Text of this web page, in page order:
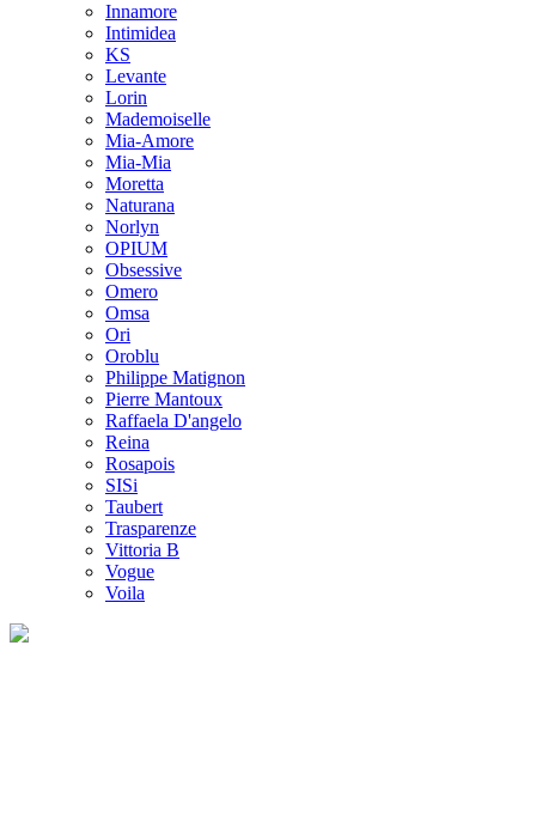
Innamore
Intimidea
KS
Levante
Lorin
Mademoiselle
Mia-Amore
Mia-Mia
Moretta
Naturana
Norlyn
OPIUM
Obsessive
Omero
Omsa
Ori
Oroblu
Philippe Matignon
Pierre Mantoux
Raffaela D'angelo
Reina
Rosapois
SISi
Taubert
Trasparenze
Vittoria B
Vogue
Voila